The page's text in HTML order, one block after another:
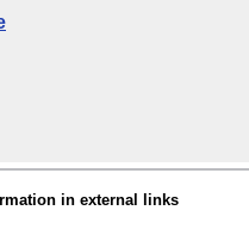
in external links